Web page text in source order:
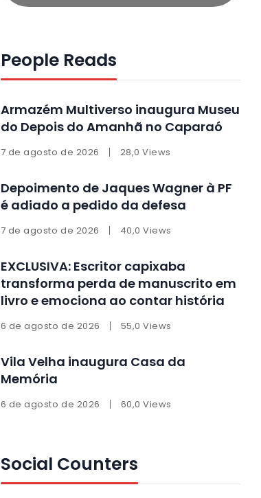
People Reads
Armazém Multiverso inaugura Museu
do Depois do Amanhã no Caparaó
7 de agosto de 2026 28,0 Views
Depoimento de Jaques Wagner à PF
é adiado a pedido da defesa
7 de agosto de 2026 40,0 Views
EXCLUSIVA: Escritor capixaba
transforma perda de manuscrito em
livro e emociona ao contar história
6 de agosto de 2026 55,0 Views
Vila Velha inaugura Casa da
Memória
6 de agosto de 2026 60,0 Views
Social Counters